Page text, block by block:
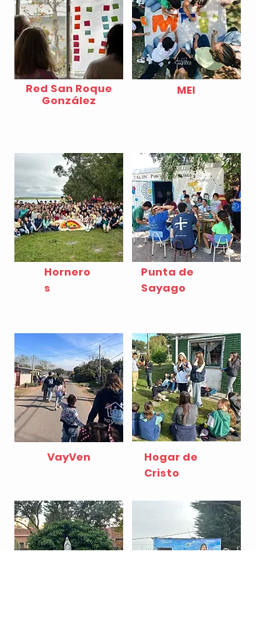
Red San Roque
González
MEI
Hornero
s
VayVen
Punta de
Sayago
Hogar de
Cristo